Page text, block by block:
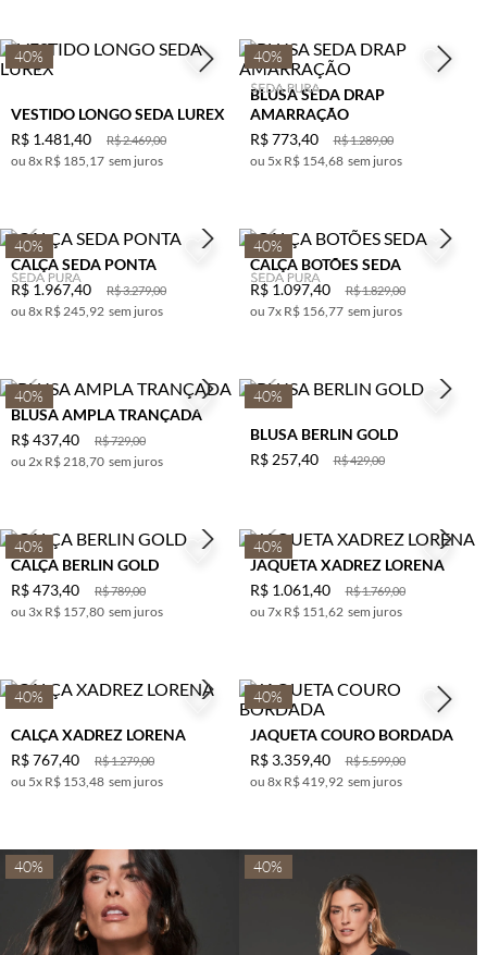
RATO
ROSA
ROSA
ESCURO
ROXO
TURQUESA
UVA
VERDE
MILITAR
VINHO
PELE
LILAS
PRETO C/
OFF
OLIVA
40%
VESTIDO LONGO SEDA LUREX
R$2.469,00
R$ 1.481,40
8x R$ 185,17 sem juros
40%
BLUSA SEDA DRAP
AMARRAÇÃO
R$1.289,00
R$ 773,40
5x R$ 154,68 sem juros
40%
CALÇA SEDA PONTA
R$3.279,00
R$ 1.967,40
8x R$ 245,92 sem juros
40%
CALÇA BOTÕES SEDA
R$1.829,00
R$ 1.097,40
7x R$ 156,77 sem juros
40%
BLUSA AMPLA TRANÇADA
R$729,00
R$437,40
2x R$ 218,70 sem juros
40%
BLUSA BERLIN GOLD
R$429,00
R$ 257,40
40%
CALÇA BERLIN GOLD
R$789,00
R$473,40
3x R$ 157,80 sem juros
40%
JAQUETA XADREZ LORENA
R$1.769,00
R$ 1.061,40
7x R$ 151,62 sem juros
40%
CALÇA XADREZ LORENA
R$1.279,00
R$767,40
5x R$ 153,48 sem juros
40%
JAQUETA COURO BORDADA
R$5.599,00
R$ 3.359,40
8x R$ 419,92 sem juros
40% 40%